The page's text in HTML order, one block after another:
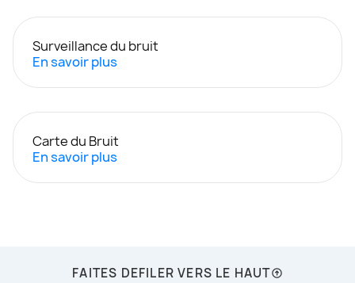
Surveillance du bruit
En savoir plus
Carte du Bruit
En savoir plus
FAITES DEFILER VERS LE HAUT